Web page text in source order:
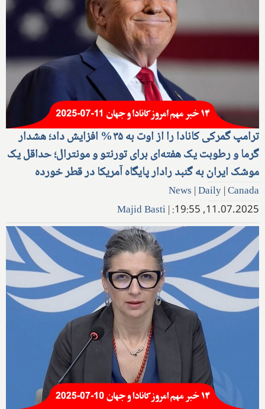
ترامپ گمرکی کانادا را از اوت به ۳۵% افزایش داد؛ هشدار
گرما و رطوبت یک هفته‌ای برای تورنتو و مونترال؛ حداقل یک
موشک ایران به گنبد رادار پایگاه آمریکا در قطر خورده
News |Daily|Canada
11.07.2025, 19:55:
|
Majid Basti